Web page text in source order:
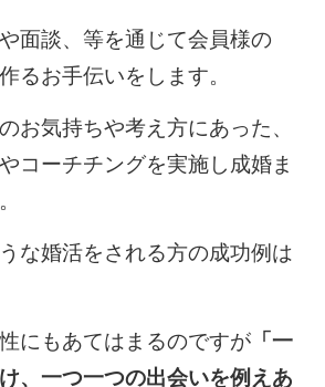
面談、等を通じて会員様の
るお手伝いをします。
お気持ちや考え方にあった、
コーチチングを実施し成婚ま
な婚活をされる方の成功例は
にもあてはまるのですが 「一
、一つ一つの出会いを例えあ